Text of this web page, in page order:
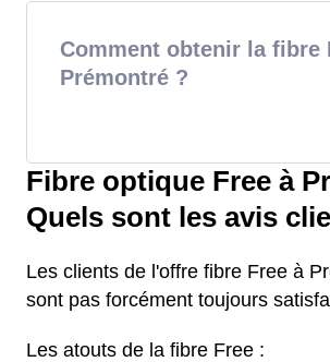
Comment obtenir la fibre
Prémontré ?
Fibre optique Free à
Quels sont les avis
Les clients de l'offre fibre Free à
sont pas forcément toujours
Les atouts de la fibre Free :